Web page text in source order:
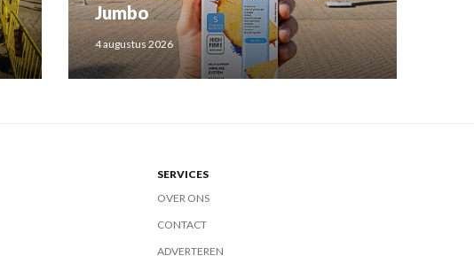
Jumbo
4 augustus 2026
SERVICES
OVER ONS
CONTACT
ADVERTEREN